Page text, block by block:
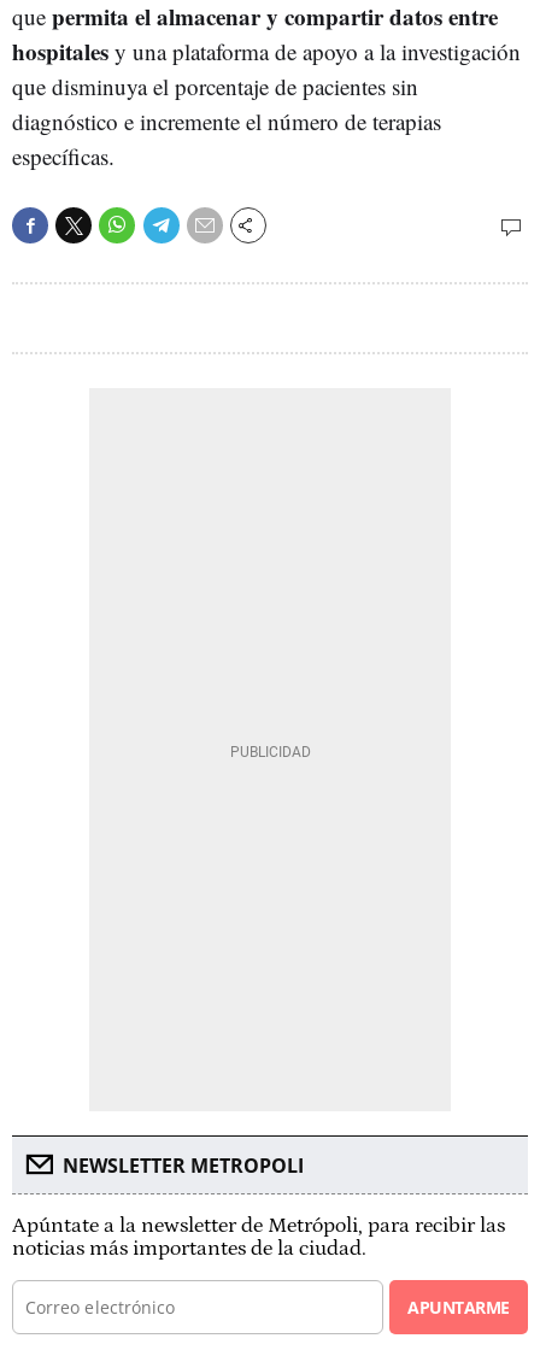
que permita el almacenar y compartir datos entre
hospitales y una plataforma de apoyo a la investigación
que disminuya el porcentaje de pacientes sin
diagnóstico e incremente el número de terapias
específicas.
NEWSLETTER METROPOLI
Apúntate a la newsletter de Metrópoli, para recibir las
noticias más importantes de la ciudad.
APUNTARME